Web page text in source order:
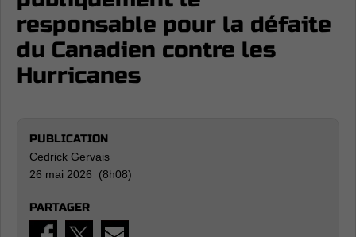
responsable pour la défaite
du Canadien contre les
Hurricanes
PUBLICATION
Cedrick Gervais
26 mai 2026 (8h08)
PARTAGER